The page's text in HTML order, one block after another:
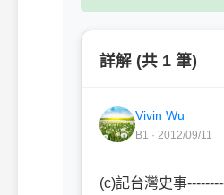
詳解 (共 1 筆)
Vivin Wu
B1 · 2012/09/11
(c)記台灣史事